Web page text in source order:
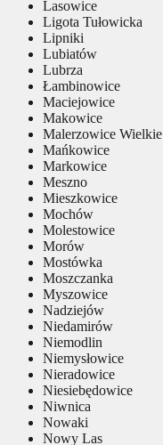
Lasowice
Ligota Tułowicka
Lipniki
Lubiatów
Lubrza
Łambinowice
Maciejowice
Makowice
Malerzowice Wielkie
Mańkowice
Markowice
Meszno
Mieszkowice
Mochów
Molestowice
Morów
Mostówka
Moszczanka
Myszowice
Nadziejów
Niedamirów
Niemodlin
Niemysłowice
Nieradowice
Niesiebędowice
Niwnica
Nowaki
Nowy Las